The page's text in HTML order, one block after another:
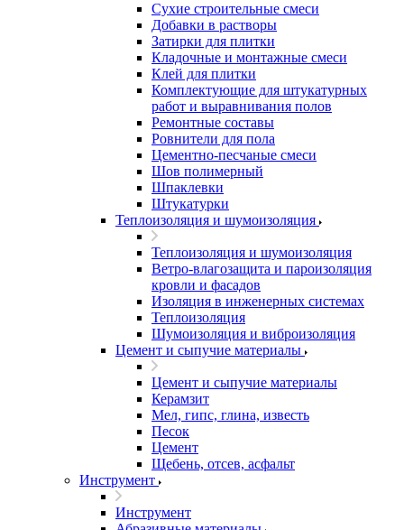
Сухие строительные смеси
Добавки в растворы
Затирки для плитки
Кладочные и монтажные смеси
Клей для плитки
Комплектующие для штукатурных
работ и выравнивания полов
Ремонтные составы
Ровнители для пола
Цементно-песчаные смеси
Шов полимерный
Шпаклевки
Штукатурки
Теплоизоляция и шумоизоляция
Теплоизоляция и шумоизоляция
Ветро-влагозащита и пароизоляция
кровли и фасадов
Изоляция в инженерных системах
Теплоизоляция
Шумоизоляция и виброизоляция
Цемент и сыпучие материалы
Цемент и сыпучие материалы
Керамзит
Мел, гипс, глина, известь
Песок
Цемент
Щебень, отсев, асфальт
Инструмент
Инструмент